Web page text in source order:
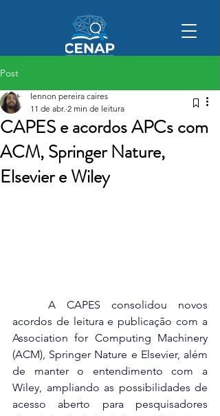
Post
CAPES e acordos APCs com
ACM, Springer Nature,
Elsevier e Wiley
lennon pereira caires
11 de abr. 2 min de leitura
acordos de leitura e publicação com a
Association for Computing Machinery
(ACM), Springer Nature e Elsevier, além
de manter o entendimento com a
Wiley, ampliando as possibilidades de
acesso aberto para pesquisadores